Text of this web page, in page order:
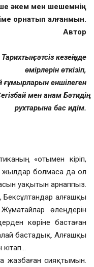
әкем мен шешемнің
орнатып алғанмын.
Автор
Тарихтың сәтсіз кезеңінде
өмірлерін өткізіп,
ғұмырларын еншілеген
мен анам Бәтидің
рухтарына бас идім.
«отымен кіріп,
жылдар болмаса да ол
уақытын арнаппыз.
алғашқы
Жұматайлар өлеңдерін
көріне бастаған
бастадық. Алғашқы
кітап…
жазбаған сияқтымын.